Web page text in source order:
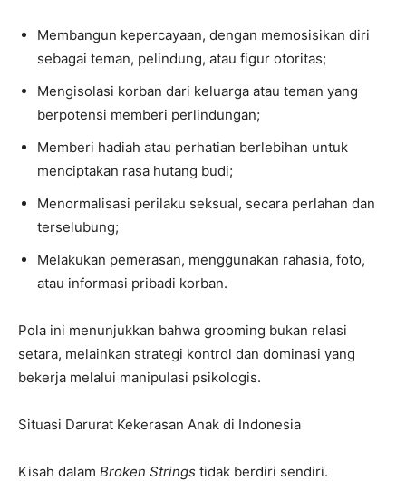
Membangun kepercayaan, dengan memosisikan diri
sebagai teman, pelindung, atau figur otoritas;
Mengisolasi korban dari keluarga atau teman yang
berpotensi memberi perlindungan;
Memberi hadiah atau perhatian berlebihan untuk
menciptakan rasa hutang budi;
Menormalisasi perilaku seksual, secara perlahan dan
terselubung;
Melakukan pemerasan, menggunakan rahasia, foto,
atau informasi pribadi korban.
Pola ini menunjukkan bahwa grooming bukan relasi
setara, melainkan strategi kontrol dan dominasi yang
bekerja melalui manipulasi psikologis.
Situasi Darurat Kekerasan Anak di Indonesia
Kisah dalam Broken Strings tidak berdiri sendiri.